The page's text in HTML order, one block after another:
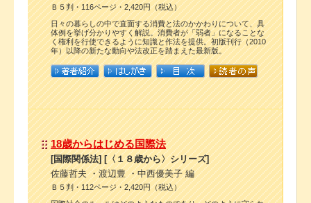
Ｂ５判・116ページ・2,420円（税込）
日々の暮らしの中で直面する消費と法のかかわりについて、具
体例を挙げ分かりやすく解説。消費者が「弱者」になることな
く権利を行使できるように知識と作法を提供。初版刊行（2010
年）以降の新たな動向や法改正を踏まえた最新版。
18歳からはじめる国際法
[国際関係法] [〈１８歳から〉シリーズ]
佐藤哲夫 ・渡辺豊 ・中西優美子 編
Ｂ５判・112ページ・2,420円（税込）